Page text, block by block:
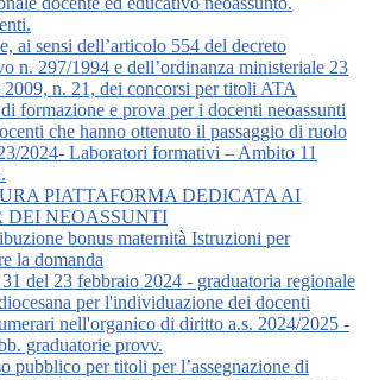
ai sensi dell’articolo 554 del decreto
n. 297/1994 e dell’ordinanza ministeriale 23
2009, n. 21, dei concorsi per titoli ATA
formazione e prova per i docenti neoassunti
che hanno ottenuto il passaggio di ruolo
2024- Laboratori formativi – Ambito 11
PIATTAFORMA DEDICATA AI
DEI NEOASSUNTI
bonus maternità Istruzioni per
la domanda
del 23 febbraio 2024 - graduatoria regionale
per l'individuazione dei docenti
nell'organico di diritto a.s. 2024/2025 -
graduatorie provv.
pubblico per titoli per l’assegnazione di